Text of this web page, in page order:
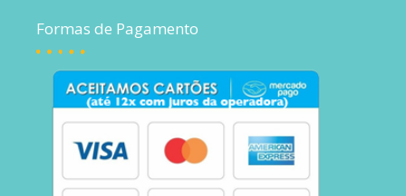
Formas de Pagamento